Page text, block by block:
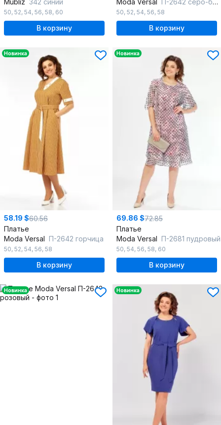
Mubliz 342 синий
50, 52, 54, 56, 58, 60
В корзину
Moda Versal П-2642 серо-бирюзовый
50, 52, 54, 56, 58
В корзину
Новинка
58.19 $60.56
Платье
Moda Versal П-2642 горчица
50, 52, 54, 56, 58
В корзину
Новинка
69.86 $72.85
Платье
Moda Versal П-2681 пудровый
50, 54, 56, 58, 60
В корзину
Новинка Новинка